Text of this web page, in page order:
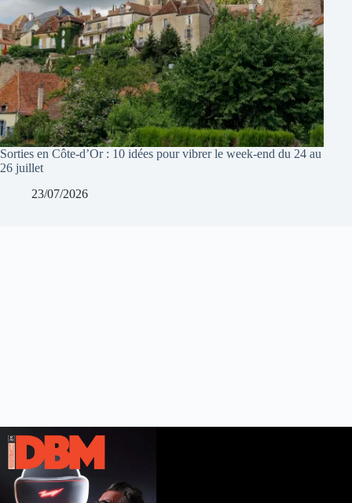
Sorties en Côte-d’Or : 10 idées pour vibrer le week-end du 24 au
26 juillet
23/07/2026